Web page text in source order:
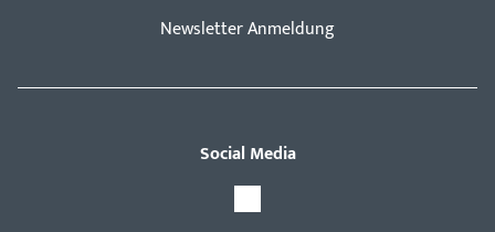
Newsletter Anmeldung
Social Media